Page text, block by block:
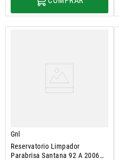
Gnl
Reservatorio Limpador
Parabrisa Santana 92 A 2006